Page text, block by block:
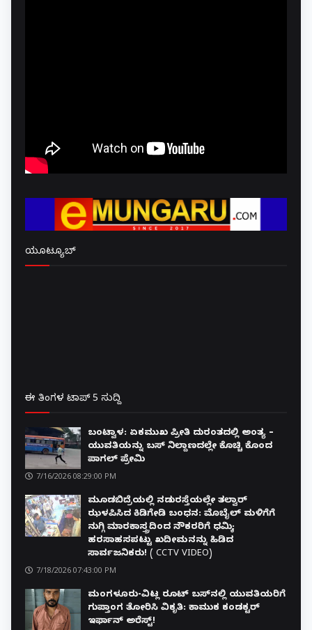
ಯೂಟ್ಯೂಬ್
ಈ ತಿಂಗಳ ಟಾಪ್ 5 ಸುದ್ದಿ
ಬಂಟ್ವಾಳ: ಏಕಮುಖ ಪ್ರೀತಿ ದುರಂತದಲ್ಲಿ ಅಂತ್ಯ –
ಯುವತಿಯನ್ನು ಬಸ್ ನಿಲ್ದಾಣದಲ್ಲೇ ಕೊಚ್ಚಿ ಕೊಂದ
ಪಾಗಲ್ ಪ್ರೇಮಿ
7/16/2026 08:29:00 PM
ಮೂಡಬಿದ್ರೆಯಲ್ಲಿ ನಡುರಸ್ತೆಯಲ್ಲೇ ತಲ್ವಾರ್
ಝಳಪಿಸಿದ ಕಿಡಿಗೇಡಿ ಬಂಧನ: ಮೊಬೈಲ್ ಮಳಿಗೆಗೆ
ನುಗ್ಗಿ ಮಾರಕಾಸ್ತ್ರದಿಂದ ನೌಕರರಿಗೆ ಧಮ್ಕಿ;
ಹರಸಾಹಸಪಟ್ಟು ಖದೀಮನನ್ನು ಹಿಡಿದ
ಸಾರ್ವಜನಿಕರು! ( CCTV VIDEO)
7/18/2026 07:43:00 PM
ಮಂಗಳೂರು-ವಿಟ್ಲ ರೂಟ್ ಬಸ್‌ನಲ್ಲಿ ಯುವತಿಯರಿಗೆ
ಗುಪ್ತಾಂಗ ತೋರಿಸಿ ವಿಕೃತಿ: ಕಾಮುಕ ಕಂಡಕ್ಟರ್
ಇರ್ಫಾನ್ ಅರೆಸ್ಟ್!